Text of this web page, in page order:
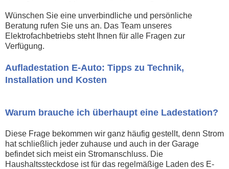
Wünschen Sie eine unverbindliche und persönliche
Beratung rufen Sie uns an. Das Team unseres
Elektrofachbetriebs steht Ihnen für alle Fragen zur
Verfügung.
Aufladestation E-Auto: Tipps zu Technik,
Installation und Kosten
Warum brauche ich überhaupt eine Ladestation?
Diese Frage bekommen wir ganz häufig gestellt, denn Strom
hat schließlich jeder zuhause und auch in der Garage
befindet sich meist ein Stromanschluss. Die
Haushaltssteckdose ist für das regelmäßige Laden des E-